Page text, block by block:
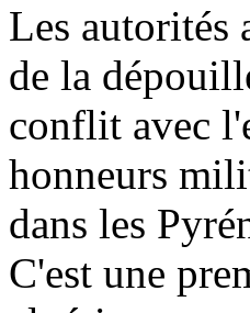
Les autorités
de la
conflit avec
honneurs
dans les
C'est une